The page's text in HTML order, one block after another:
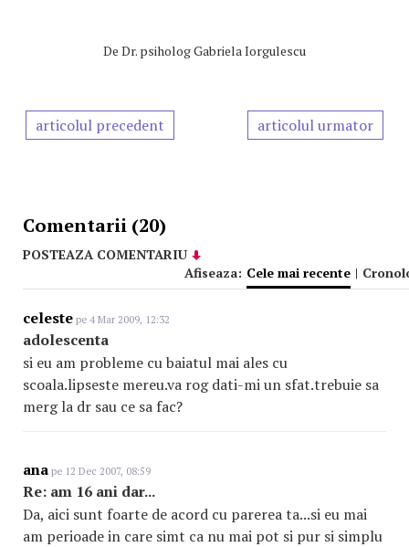
De Dr. psiholog Gabriela Iorgulescu
articolul precedent articolul urmator
Comentarii (20)
POSTEAZA COMENTARIU
Afiseaza: Cele mai recente |
celeste pe 4 Mar 2009, 12:32
adolescenta
si eu am probleme cu baiatul mai ales cu
scoala.lipseste mereu.va rog dati-mi un sfat.trebuie sa
merg la dr sau ce sa fac?
ana pe 12 Dec 2007, 08:59
Re: am 16 ani dar...
Da, aici sunt foarte de acord cu parerea ta...si eu mai
am perioade in care simt ca nu mai pot si pur si simplu